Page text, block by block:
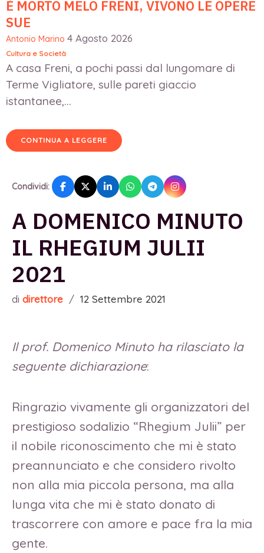
È MORTO MELO FRENI, VIVONO LE OPERE
SUE
Antonio Marino 4 Agosto 2026
Cultura e Società
A casa Freni, a pochi passi dal lungomare di
Terme Vigliatore, sulle pareti giaccio
istantanee,...
CONTINUA A LEGGERE
Condividi:
A DOMENICO MINUTO
IL RHEGIUM JULII
2021
di direttore / 12 Settembre 2021
Il prof. Domenico Minuto ha rilasciato la
seguente dichiarazione:
Ringrazio vivamente gli organizzatori del
prestigioso sodalizio “Rhegium Julii” per
il nobile riconoscimento che mi è stato
preannunciato e che considero rivolto
non alla mia piccola persona, ma alla
lunga vita che mi è stato donato di
trascorrere con amore e pace fra la mia
gente.